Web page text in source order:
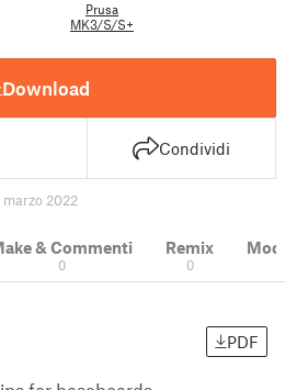
Prusa
MK3/S/S+
Download
Condividi
2022
& Commenti
0
Remix
0
PDF